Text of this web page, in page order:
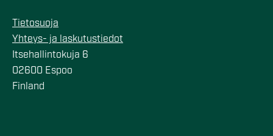
Tietosuoja
Yhteys- ja laskutustiedot
Itsehallintokuja 6
02600 Espoo
Finland